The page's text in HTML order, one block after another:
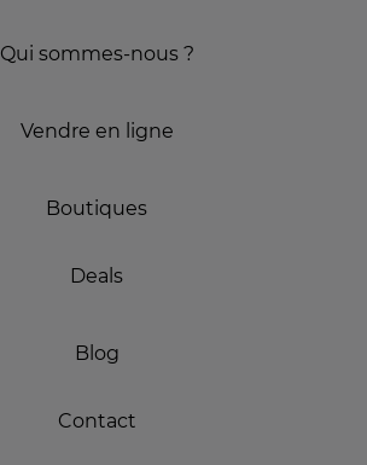
Qui sommes-nous ?
Vendre en ligne
Boutiques
Deals
Blog
Contact